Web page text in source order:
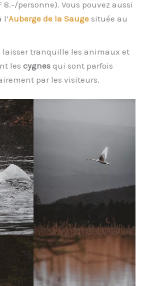
8.-/personne). Vous pouvez aussi
Auberge de la Sauge située au
laisser tranquille les animaux et
les cygnes qui sont parfois
par les visiteurs.